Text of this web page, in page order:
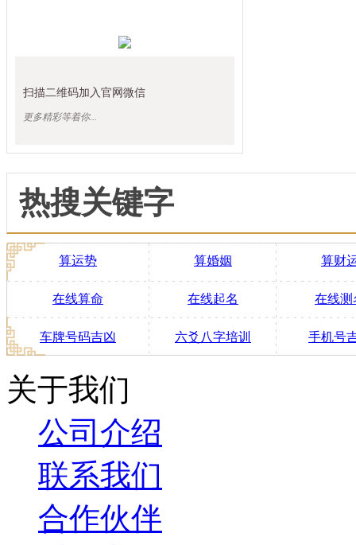
扫描二维码加入官网微信
更多精彩等着你...
热搜关键字
算运势 算婚姻 算财
在线算命 在线起名 在线测
车牌号码吉凶 六爻八字培训 手机号
关于我们
公司介绍
联系我们
合作伙伴